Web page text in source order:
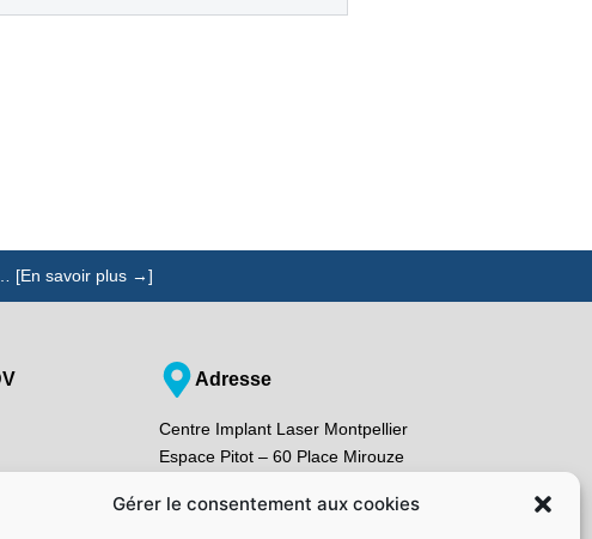
Gérer le consentement aux cookies
[En savoir plus →]
Adresse
Centre Implant Laser Montpellier
Espace Pitot – 60 Place Mirouze